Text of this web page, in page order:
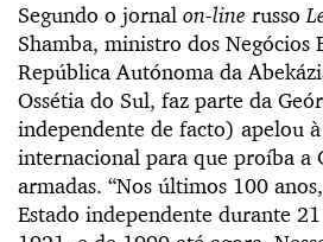
Segundo o jornal on-line russo
Shamba, ministro dos Negócios
República Autónoma da
Ossétia do Sul, faz parte da
independente de facto) apelou
internacional para que proíba a
armadas. “Nos últimos 100
Estado independente durante